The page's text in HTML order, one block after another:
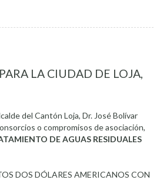
LA CIUDAD DE LOJA,
del Cantón Loja, Dr. José Bolívar
o compromisos de asociación,
DE AGUAS RESIDUALES
DOS DÓLARES AMERICANOS CON